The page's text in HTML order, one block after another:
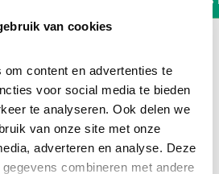
van cookies
om content en advertenties te
voor social media te bieden
te analyseren. Ook delen we
van onze site met onze
adverteren en analyse. Deze
combineren met andere